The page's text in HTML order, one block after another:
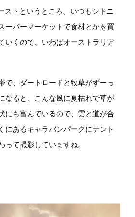
ストというところ。いつもシドニ
ーパーマーケットで食材とかを買
いくので、いわばオーストラリア
で、ダートロードと牧草がずーっ
なると、こんな風に夏枯れで草が
にも富んでいるので、雲と道が合
にあるキャラバンパークにテント
って撮影していますね。